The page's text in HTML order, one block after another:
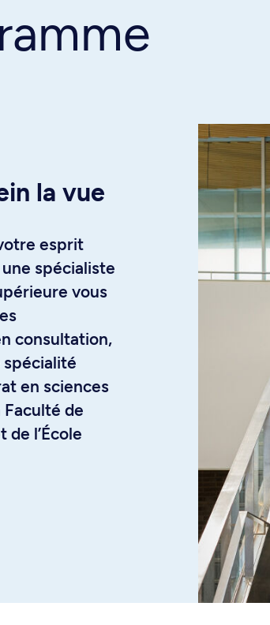
la vue
esprit
spécialiste
vous
consultation,
spécialité
en sciences
de
l’École